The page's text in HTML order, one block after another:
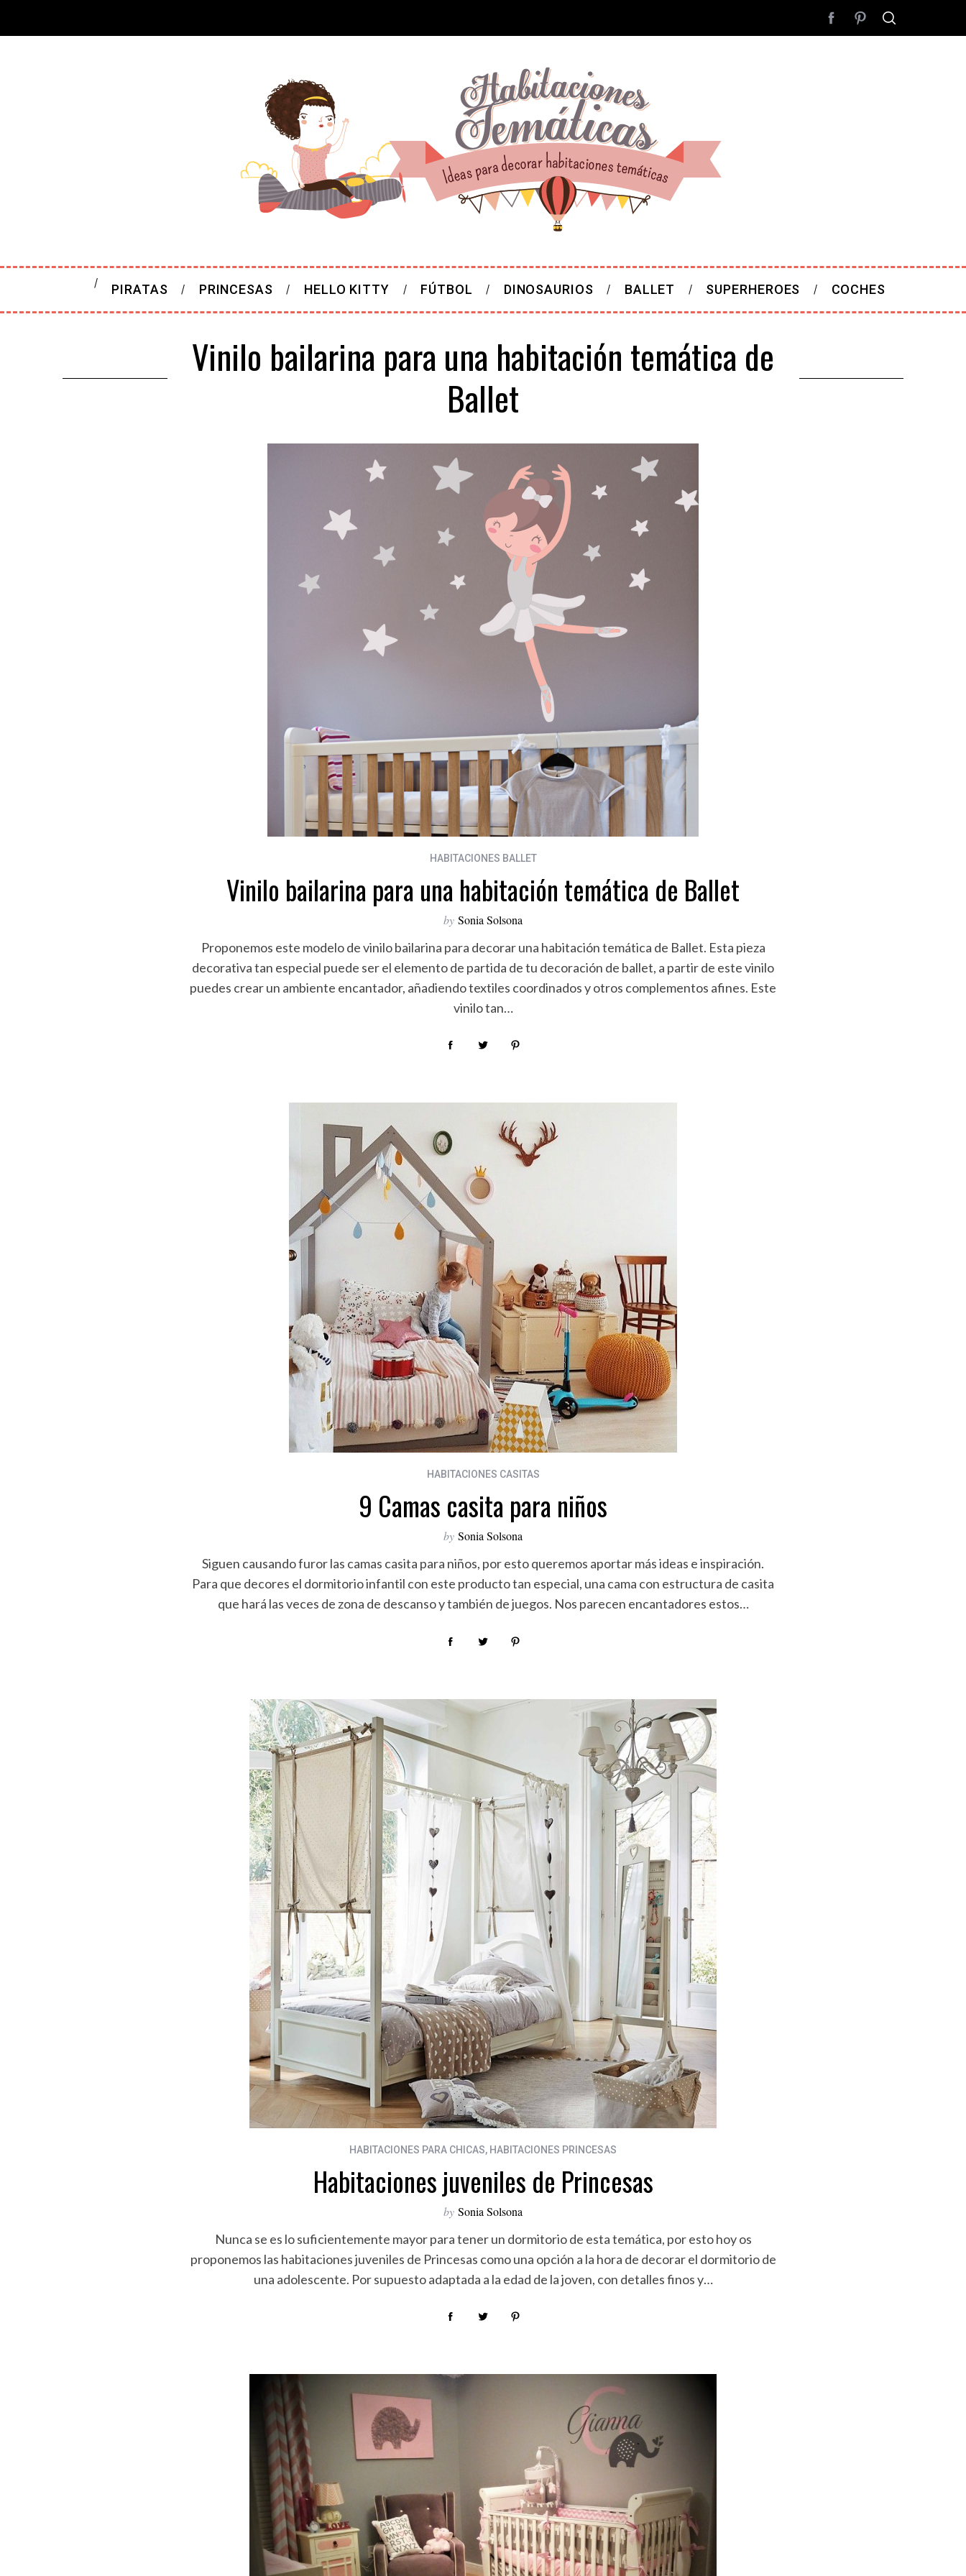
PIRATAS PRINCESAS HELLO KITTY FÚTBOL DINOSAURIOS BALLET SUPERHEROES COCHES
Vinilo bailarina para una habitación temática de
Ballet
HABITACIONES BALLET
Vinilo bailarina para una habitación temática de Ballet
by Sonia Solsona
Proponemos este modelo de vinilo bailarina para decorar una habitación temática de Ballet. Esta pieza
decorativa tan especial puede ser el elemento de partida de tu decoración de ballet, a partir de este vinilo
puedes crear un ambiente encantador, añadiendo textiles coordinados y otros complementos afines. Este
vinilo tan…
HABITACIONES CASITAS
9 Camas casita para niños
by Sonia Solsona
Siguen causando furor las camas casita para niños, por esto queremos aportar más ideas e inspiración.
Para que decores el dormitorio infantil con este producto tan especial, una cama con estructura de casita
que hará las veces de zona de descanso y también de juegos. Nos parecen encantadores estos…
HABITACIONES PARA CHICAS, HABITACIONES PRINCESAS
Habitaciones juveniles de Princesas
by Sonia Solsona
Nunca se es lo suficientemente mayor para tener un dormitorio de esta temática, por esto hoy os
proponemos las habitaciones juveniles de Princesas como una opción a la hora de decorar el dormitorio de
una adolescente. Por supuesto adaptada a la edad de la joven, con detalles finos y…